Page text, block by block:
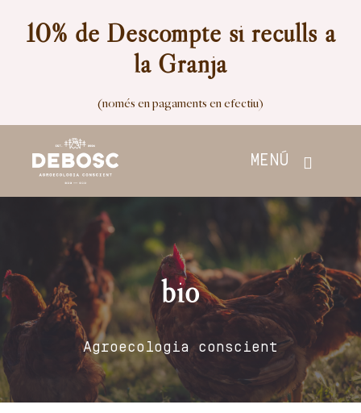
10% de Descompte si reculls a
la Granja
(només en pagaments en efectiu)
MENÚ
Nosaltres
Carret
bio
Agroecologia conscient